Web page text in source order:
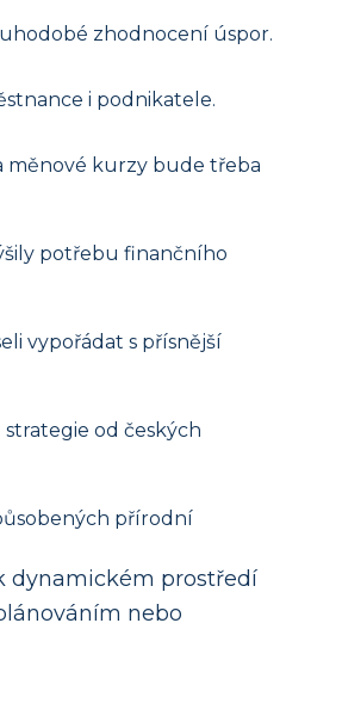
zhodnocení úspor.
i podnikatele.
měnové kurzy bude třeba
potřebu finančního
vypořádat s přísnější
od českých
přírodní
dynamickém prostředí
nebo